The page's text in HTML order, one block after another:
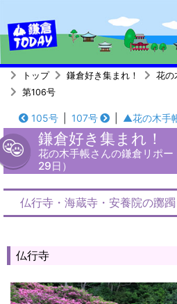
トップ 鎌倉好き集まれ！
花の
第106号
105号 107号 ▲花の木手
鎌倉好き集まれ！
花の木手帳さんの鎌倉リポ
29日）
仏行寺・海蔵寺・安養院の躑躅
仏行寺